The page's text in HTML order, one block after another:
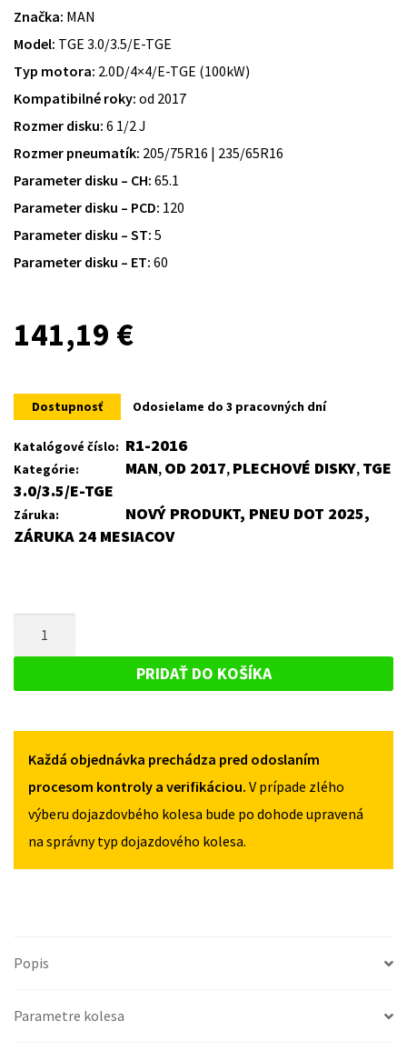
Značka: MAN
Model: TGE 3.0/3.5/E-TGE
Typ motora: 2.0D/4×4/E-TGE (100kW)
Kompatibilné roky: od 2017
Rozmer disku: 6 1/2 J
Rozmer pneumatík: 205/75R16 | 235/65R16
Parameter disku – CH: 65.1
Parameter disku – PCD: 120
Parameter disku – ST: 5
Parameter disku – ET: 60
141,19 €
Dostupnosť Odosielame do 3 pracovných dní
Katalógové číslo: R1-2016
Kategórie: MAN, OD 2017, PLECHOVÉ DISKY, TGE
3.0/3.5/E-TGE
Záruka:
NOVÝ PRODUKT, PNEU DOT 2025,
ZÁRUKA 24 MESIACOV
PRE
3.0/3.5/E-
TGE
PRIDAŤ DO KOŠÍKA
Každá objednávka prechádza pred odoslaním
procesom kontroly a verifikáciou. V prípade zlého
výberu dojazdovbého kolesa bude po dohode upravená
na správny typ dojazdového kolesa.
Popis
Parametre kolesa